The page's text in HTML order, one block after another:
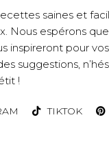
saines et
Nous espérons
inspireront pour
suggestions,
!
TIKTOK